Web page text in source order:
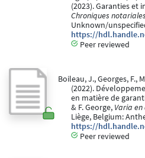
(2023). Garanties et
Chroniques notariales
Unknown/
https://
Peer reviewed
Boileau, J., Georges, F.,
(2022).
en matière de
& F. George, Varia
Liège, Belgium:
https://
Peer reviewed